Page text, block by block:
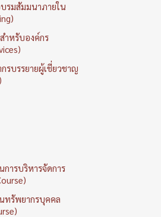
รมสัมมนาภายใน
ำหรับองค์กร
รบรรยายผู้เชี่ยวชาญ
ารบริหารจัดการ
ทรัพยากรบุคคล